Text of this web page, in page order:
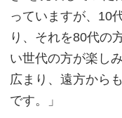
っていますが、10
り、それを80代の
い世代の方が楽し
広まり、遠方から
です。」